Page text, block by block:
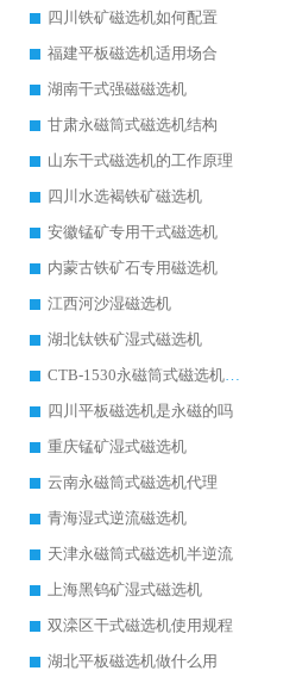
四川铁矿磁选机如何配置
福建平板磁选机适用场合
湖南干式强磁磁选机
甘肃永磁筒式磁选机结构
山东干式磁选机的工作原理
四川水选褐铁矿磁选机
安徽锰矿专用干式磁选机
内蒙古铁矿石专用磁选机
江西河沙湿磁选机
湖北钛铁矿湿式磁选机
CTB-1530永磁筒式磁选机代理商
四川平板磁选机是永磁的吗
重庆锰矿湿式磁选机
云南永磁筒式磁选机代理
青海湿式逆流磁选机
天津永磁筒式磁选机半逆流
上海黑钨矿湿式磁选机
双滦区干式磁选机使用规程
湖北平板磁选机做什么用